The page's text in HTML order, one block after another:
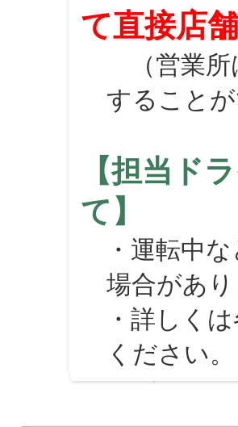
て直接店
（営業所
すること
【担当ド
て】
・運転中な
場合があり
・詳しくは
ください。